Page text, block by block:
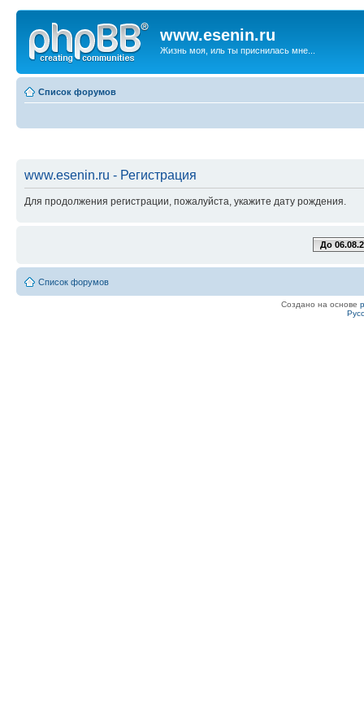
www.esenin.ru
Жизнь моя, иль ты приснилась мне...
Список форумов
www.esenin.ru - Регистрация
Для продолжения регистрации, пожалуйста, укажите дату рождения.
До
Список форумов
Создано на основе